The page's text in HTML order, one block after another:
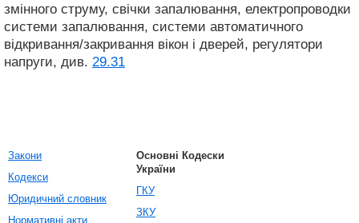
змінного струму, свічки запалювання, електропроводки
системи запалювання, системи автоматичного
відкривання/закривання вікон і дверей, регулятори
напруги, див. 29.31
Закони
Кодекси
Юридичний словник
Нормативні акти
Основні Кодески
України
ГКУ
ЗКУ